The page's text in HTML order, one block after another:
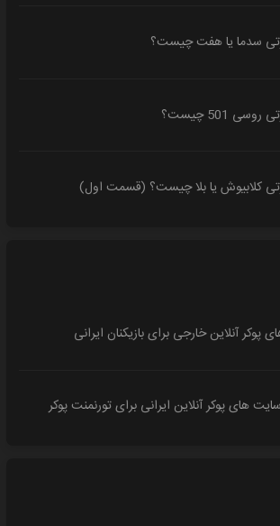
سدما یا هفت چیست؟
501 چیست؟
کلابیوش یا بلا چیست؟ (قسمت اول)
پوکر آنلاین خارجی برای بازیکنان ایرانی
های پوکر آنلاین ایرانی برای تورنمنت پوکر